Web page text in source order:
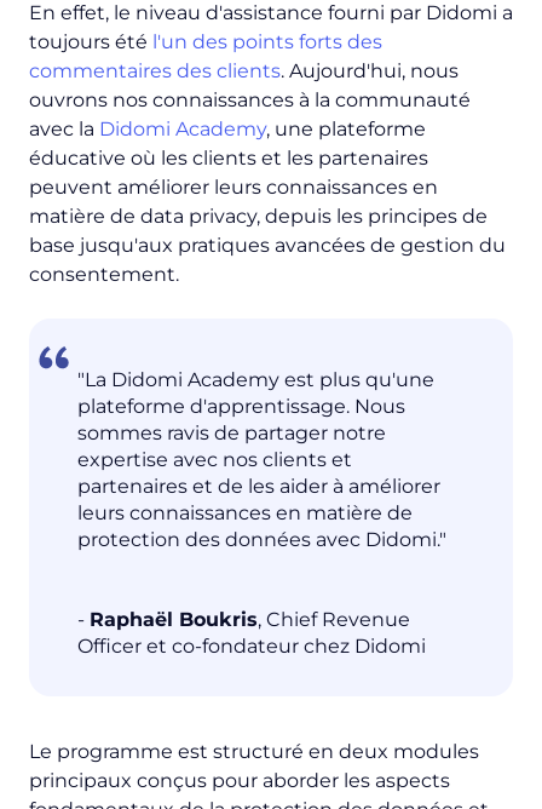
En effet, le niveau d'assistance fourni par Didomi a
toujours été l'un des points forts des
commentaires des clients. Aujourd'hui, nous
ouvrons nos connaissances à la communauté
avec la Didomi Academy, une plateforme
éducative où les clients et les partenaires
peuvent améliorer leurs connaissances en
matière de data privacy, depuis les principes de
base jusqu'aux pratiques avancées de gestion du
consentement.
"La Didomi Academy est plus qu'une
plateforme d'apprentissage. Nous
sommes ravis de partager notre
expertise avec nos clients et
partenaires et de les aider à améliorer
leurs connaissances en matière de
protection des données avec Didomi."
- Raphaël Boukris, Chief Revenue
Officer et co-fondateur chez Didomi
Le programme est structuré en deux modules
principaux conçus pour aborder les aspects